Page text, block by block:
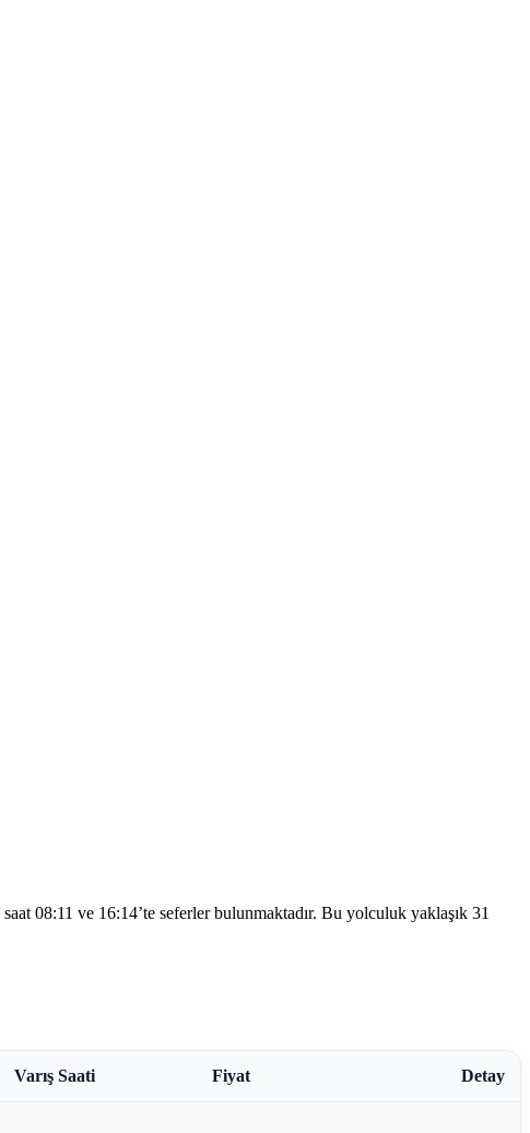
08:11 ve 16:14’te seferler bulunmaktadır. Bu yolculuk yaklaşık 31
Varış Saati Fiyat Detay